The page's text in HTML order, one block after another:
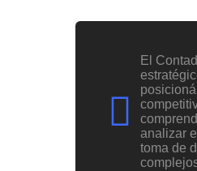
El
analizar
toma de